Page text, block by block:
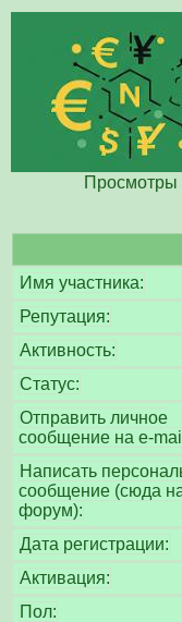
Просмотры
Имя участника:
Репутация:
Активность:
Статус:
Отправить личное
сообщение на e-
Написать
сообщение (сюда
форум):
Дата регистрации:
Активация:
Пол: